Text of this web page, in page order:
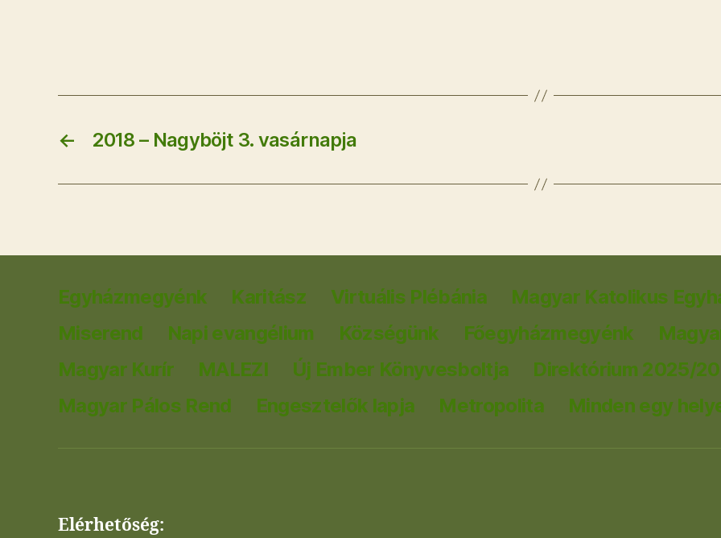
← 2018 – Nagyböjt 3. vasárnapja
Egyházmegyénk Karitász Virtuális Plébánia Magyar Katolikus
Miserend
Napi evangélium Községünk Főegyházmegyénk
Magyar Kurír
MALEZI Új Ember Könyvesboltja Direktórium 2025/
Magyar Pálos Rend
Engesztelők lapja Metropolita Minden egy
Elérhetőség: